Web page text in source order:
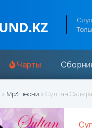
Чарты
» Mp3 песни » Султан